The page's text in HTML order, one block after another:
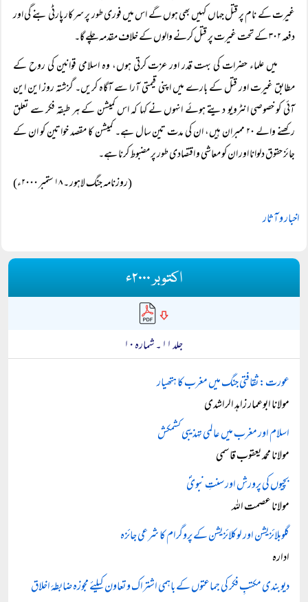
غیرت کے نام پر قتل جہاں کہیں بھی ہوں گے اس میں فوری طور پر سرکار پارٹی بنے گی اور
دفعہ ۳۰۲ کے تحت غیرت پر قتل کرنے والوں کے خلاف مقدمہ چلے گا۔
میں علماء حضرات کی بہت قدر اور عزت کرتی ہوں، وہ اسلامی قوانین کی روح کے
مطابق غیرت اور قتل کے بارے میں اپنی قیمتی آرا سے آگاہ کریں۔ گزشتہ روز این این
آئی کو خصوصی انٹرویو دیتے ہوئے انہوں نے کہا کہ اس کمیشن کے ہر طبقہ فکر سے تعلق
رکھنے والے ۲۰ ممبران ہیں، ان کی مدت تین سال ہے۔ کمیشن کا مقصد خواتین کو ان کے
جائز حقوق دلوانا اور ان کو معاشی و اقتصادی طور پر مضبوط کرنا ہے۔
(روزنامہ جنگ لاہور ۔ ۱۸ ستمبر ۲۰۰۰ء)
اخبار و آثار
اکتوبر ۲۰۰۰ء
جلد ۱۱ ۔ شمارہ ۱۰
عورت: ثقافتی جنگ میں مغرب کا ہتھیار
مولانا ابوعمار زاہد الراشدی
اسلام اور مغرب میں عالمی تہذیبی کشمکش
مولانا محمد یعقوب قاسمی
بچیوں کی پرورش اور سنتِ نبویؐ
مولانا عصمت اللہ
گلوبلائزیشن اور لوکلائزیشن کے پروگرام کا شرعی جائزہ
ادارہ
دیوبندی مکتبِ فکر کی جماعتوں کے باہمی اشتراک و تعاون کیلئے مجوزہ ضابطۂ اخلاق